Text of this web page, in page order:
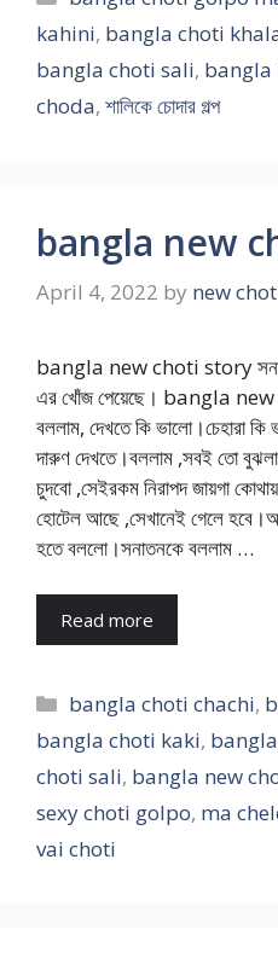
kahini, bangla choti
bangla choti sali, bangla
choda, শালিকে চোদার গল্প
bangla new
April 4, 2022 by new
bangla new choti story
এর খোঁজ পেয়েছে। bangla
বললাম, দেখতে কি ভালো।চেহারা
দারুণ দেখতে।বললাম ,সবই তো
চুদবো ,সেইরকম নিরাপদ জায়গা
হোটেল আছে ,সেখানেই গেলে
হতে বললো।সনাতনকে বললাম …
Read more
Categories
bangla choti chachi,
bangla choti kaki,
choti sali, bangla new
sexy choti golpo, ma
vai choti